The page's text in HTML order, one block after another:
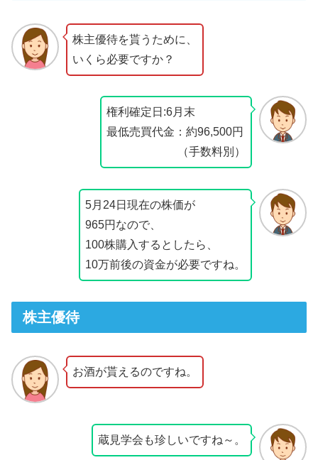
株主優待を貰うために、
いくら必要ですか？
権利確定日:6月末
最低売買代金：約96,500円
（手数料別）
5月24日現在の株価が
965円なので、
100株購入するとしたら、
10万前後の資金が必要ですね。
株主優待
お酒が貰えるのですね。
蔵見学会も珍しいですね～。